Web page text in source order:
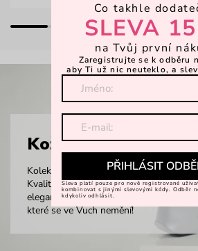
Kožené kabelky
Kolekce kožených kabelek nadchne i ty
Kvalita až na prvním místě, design,
elegance, která zaujme i náročné oko.
které se ve Vuch nemění!
Co takhle
SLEVA
na Tvůj první
Zaregistrujte se k odběru
aby Ti už nic neuteklo, a
PŘIHLÁSIT
Sleva platí pouze pro nově registrované
kombinovat s jinými slevovými kódy. Odběr
kdykoliv odhlásit.